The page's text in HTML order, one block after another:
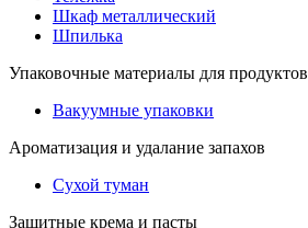
Шкаф металлический
Шпилька
Упаковочные материалы для продуктов
Вакуумные упаковки
Ароматизация и удалание запахов
Сухой туман
Защитные крема и пасты